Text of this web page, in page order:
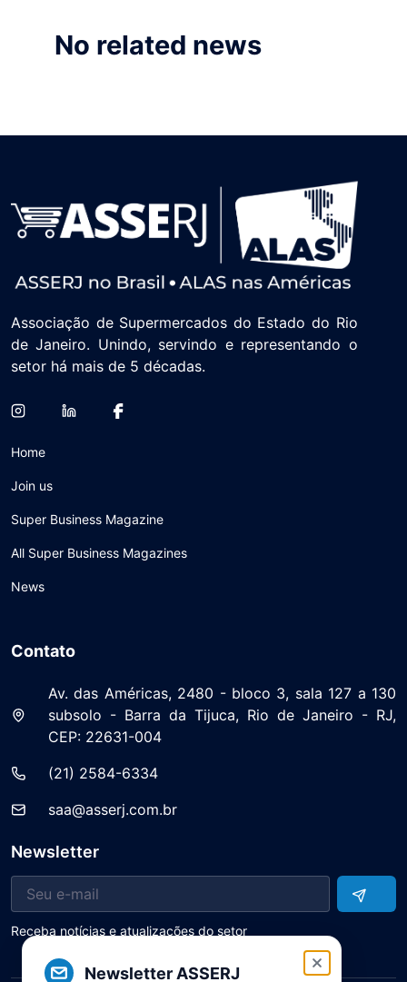
No related news
Newsletter ASSERJ
Associação de Supermercados do Estado do Rio
de Janeiro. Unindo, servindo e representando o
setor há mais de 5 décadas.
Home
Join us
Super Business Magazine
All Super Business Magazines
News
Contato
Av. das Américas, 2480 - bloco 3, sala 127 a 130
subsolo - Barra da Tijuca, Rio de Janeiro - RJ,
CEP: 22631-004
(21) 2584-6334
saa@asserj.com.br
Newsletter
Receba notícias e atualizações do setor